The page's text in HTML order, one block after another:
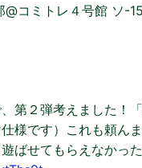
コミトレ４号館 ソ-
第２弾考えました
様です）これも頼ん
ばせてもらえなかっ